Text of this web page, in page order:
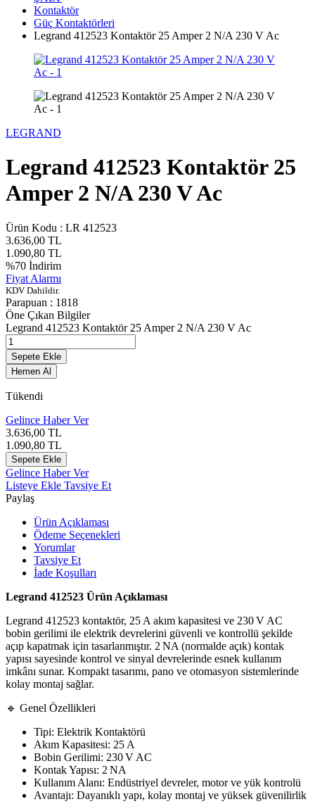
Kontaktör
Güç Kontaktörleri
Legrand 412523 Kontaktör 25 Amper 2 N/A 230 V Ac
LEGRAND
Legrand 412523 Kontaktör 25
Amper 2 N/A 230 V Ac
Ürün Kodu : LR 412523
3.636,00 TL
1.090,80 TL
%70 İndirim
Fiyat Alarmı
KDV Dahildir.
Parapuan : 1818
Öne Çıkan Bilgiler
Legrand 412523 Kontaktör 25 Amper 2 N/A 230 V Ac
Sepete Ekle
Hemen Al
Tükendi
Gelince Haber Ver
3.636,00 TL
1.090,80 TL
Sepete Ekle
Gelince Haber Ver
Listeye Ekle Tavsiye Et
Paylaş
Ürün Açıklaması
Ödeme Seçenekleri
Yorumlar
Tavsiye Et
İade Koşulları
Legrand 412523 Ürün Açıklaması
Legrand 412523 kontaktör, 25 A akım kapasitesi ve 230 V AC
bobin gerilimi ile elektrik devrelerini güvenli ve kontrollü şekilde
açıp kapatmak için tasarlanmıştır. 2 NA (normalde açık) kontak
yapısı sayesinde kontrol ve sinyal devrelerinde esnek kullanım
imkânı sunar. Kompakt tasarımı, pano ve otomasyon sistemlerinde
kolay montaj sağlar.
🔹 Genel Özellikleri
Tipi: Elektrik Kontaktörü
Akım Kapasitesi: 25 A
Bobin Gerilimi: 230 V AC
Kontak Yapısı: 2 NA
Kullanım Alanı: Endüstriyel devreler, motor ve yük kontrolü
Avantajı: Dayanıklı yapı, kolay montaj ve yüksek güvenilirlik